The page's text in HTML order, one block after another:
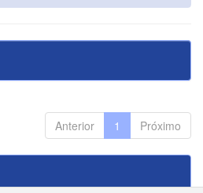
Anterior 1 Próximo